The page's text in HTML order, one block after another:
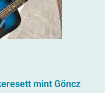
mint Göncz